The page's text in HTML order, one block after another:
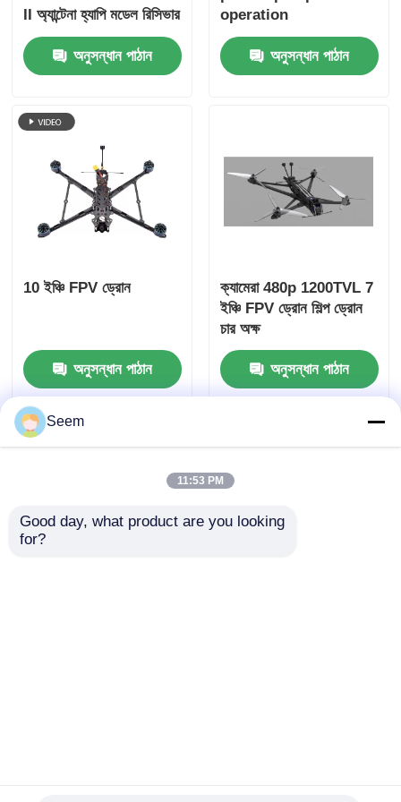
II অ্যান্টেনা হ্যাপি মডেল রিসিভার
স্ট্যাক-স্পিডিবিভি৩
অনুসন্ধান পাঠান
operation
অনুসন্ধান পাঠান
10 ইঞ্চি FPV ড্রোন
অনুসন্ধান পাঠান
ক্যামেরা 480p 1200TVL 7
ইঞ্চি FPV ড্রোন শিল্প ড্রোন
চার অক্ষ
অনুসন্ধান পাঠান
Seem
11:53 PM
Good day, what product are you looking
for?